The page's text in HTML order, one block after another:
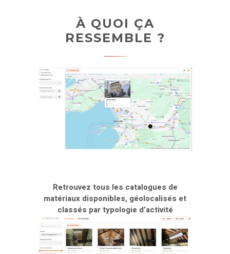
À QUOI ÇA
RESSEMBLE ?
Retrouvez tous les catalogues de
matériaux disponibles, géolocalisés et
classés par typologie d’activité